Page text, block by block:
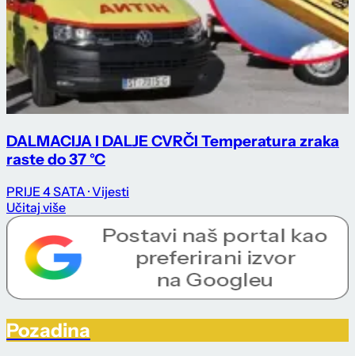
DALMACIJA I DALJE CVRČI Temperatura zraka
raste do 37 °C
PRIJE 4 SATA · Vijesti
Učitaj više
Pozadina